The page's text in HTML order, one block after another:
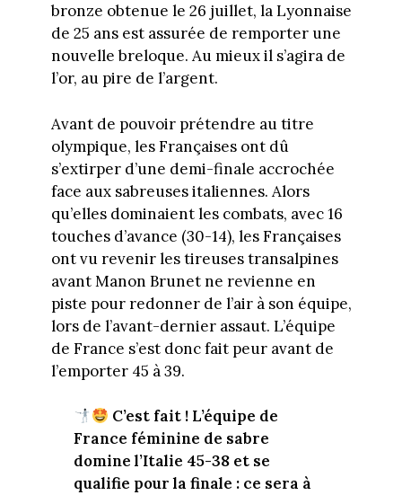
bronze obtenue le 26 juillet, la Lyonnaise
de 25 ans est assurée de remporter une
nouvelle breloque. Au mieux il s’agira de
l’or, au pire de l’argent.
Avant de pouvoir prétendre au titre
olympique, les Françaises ont dû
s’extirper d’une demi-finale accrochée
face aux sabreuses italiennes. Alors
qu’elles dominaient les combats, avec 16
touches d’avance (30-14), les Françaises
ont vu revenir les tireuses transalpines
avant Manon Brunet ne revienne en
piste pour redonner de l’air à son équipe,
lors de l’avant-dernier assaut. L’équipe
de France s’est donc fait peur avant de
l’emporter 45 à 39.
C’est fait ! L’équipe de
France féminine de sabre
domine l’Italie 45-38 et se
qualifie pour la finale : ce sera à